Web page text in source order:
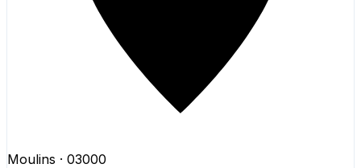
Moulins · 03000